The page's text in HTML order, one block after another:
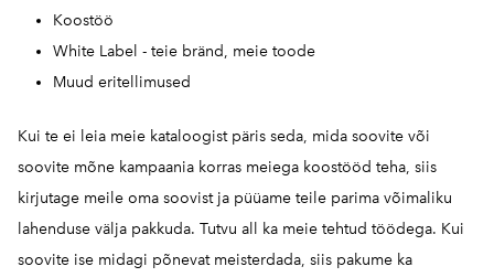
Koostöö
White Label - teie bränd, meie toode
Muud eritellimused
Kui te ei leia meie kataloogist päris seda, mida soovite või
soovite mõne kampaania korras meiega koostööd teha, siis
kirjutage meile oma soovist ja püüame teile parima võimaliku
lahenduse välja pakkuda. Tutvu all ka meie tehtud töödega. Kui
soovite ise midagi põnevat meisterdada, siis pakume ka